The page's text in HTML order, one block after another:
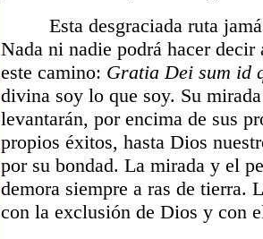
Esta desgraciada ruta jamás
Nada ni nadie podrá hacer decir
este camino: Gratia Dei sum id
divina soy lo que soy. Su
levantarán, por encima de sus
propios éxitos, hasta Dios
por su bondad. La mirada y el
demora siempre a ras de tierra.
con la exclusión de Dios y con